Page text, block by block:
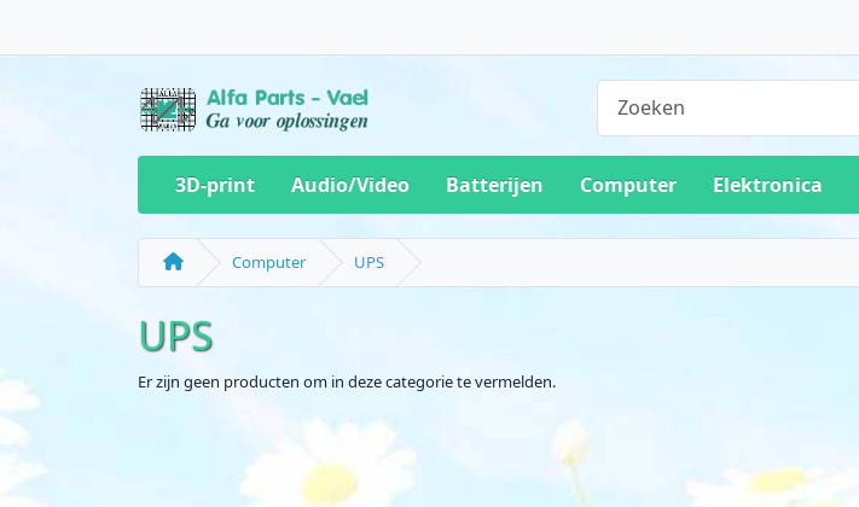
3D-print Audio/Video Batterijen Computer Elektronica
Computer UPS
UPS
Er zijn geen producten om in deze categorie te vermelden.